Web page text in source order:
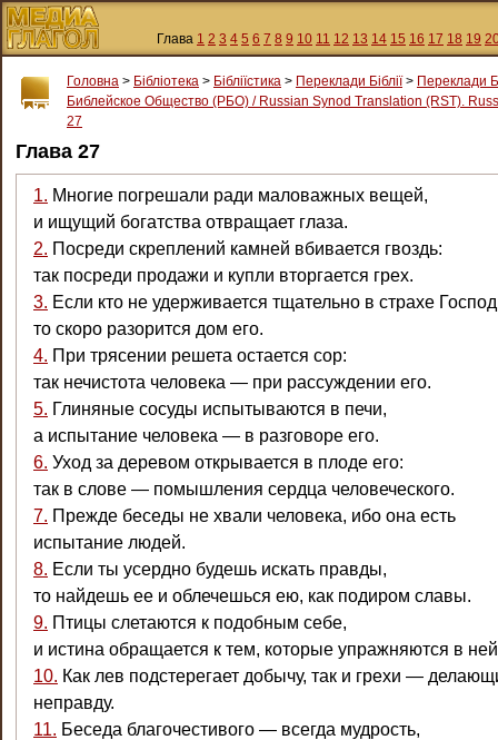
Глава 1 2 3 4 5 6 7 8 9 10 11 12 13 14 15 16 17 18 19
Головна > Бібліотека > Бібліїстика > Переклади Біблії> Переклади
Библейское Общество (РБО) / Russian Synod Translation (RST).
27
Глава 27
1. Многие погрешали ради маловажных вещей,
и ищущий богатства отвращает глаза.
2. Посреди скреплений камней вбивается гвоздь:
так посреди продажи и купли вторгается грех.
3. Если кто не удерживается тщательно в страхе
то скоро разорится дом его.
4. При трясении решета остается сор:
так нечистота человека — при рассуждении его.
5. Глиняные сосуды испытываются в печи,
а испытание человека — в разговоре его.
6. Уход за деревом открывается в плоде его:
так в слове — помышления сердца человеческого.
7. Прежде беседы не хвали человека, ибо она есть
испытание людей.
8. Если ты усердно будешь искать правды,
то найдешь ее и облечешься ею, как подиром славы.
9. Птицы слетаются к подобным себе,
и истина обращается к тем, которые упражняются в
10. Как лев подстерегает добычу, так и грехи —
неправду.
11. Беседа благочестивого — всегда мудрость,